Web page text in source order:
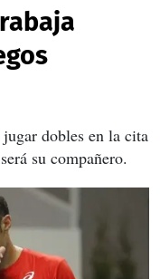
dobles en la cita
su compañero.